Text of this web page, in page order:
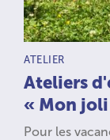
TYPE D’ACTIVITÉ
ATELIER
Ateliers
« Mon
Pour les